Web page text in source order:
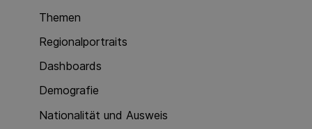
Themen
Regionalportraits
Dashboards
Demografie
Nationalität und Ausweis